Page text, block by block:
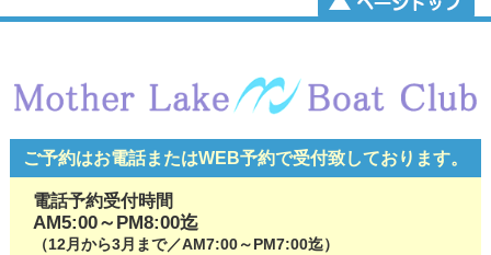
ご予約はお電話またはWEB予約で受付致しております。
電話予約受付時間
AM5:00～PM8:00迄
（12月から3月まで／AM7:00～PM7:00迄）